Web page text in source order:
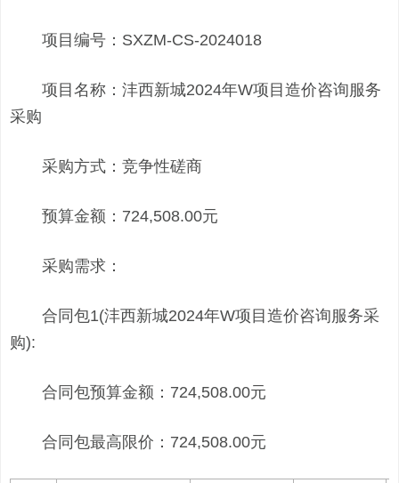
项目编号：SXZM-CS-2024018
项目名称：沣西新城2024年W项目造价咨询服务
采购
采购方式：竞争性磋商
预算金额：724,508.00元
采购需求：
合同包1(沣西新城2024年W项目造价咨询服务采
购):
合同包预算金额：724,508.00元
合同包最高限价：724,508.00元